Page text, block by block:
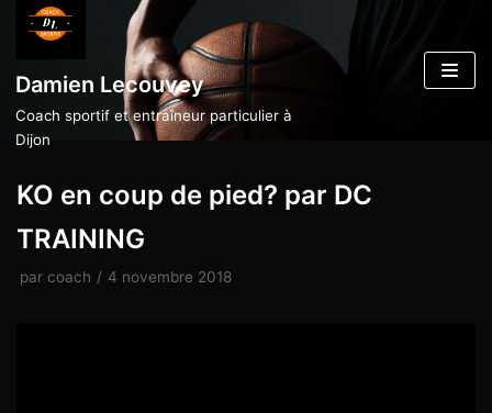
Aller
contenu
Damien Lecouvey
Coach sportif et entraîneur particulier à
Dijon
KO en coup de pied? par DC
TRAINING
par coach 4 novembre 2018